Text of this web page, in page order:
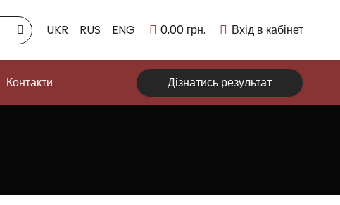
UKR RUS ENG 0,00 грн. Вхід в кабінет
Контакти Дізнатись результат